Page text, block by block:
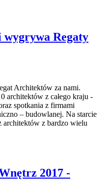
wygrywa Regaty
Architektów za nami.
architektów z całego kraju -
spotkania z firmami
– budowlanej. Na starcie
architektów z bardzo wielu
2017 -